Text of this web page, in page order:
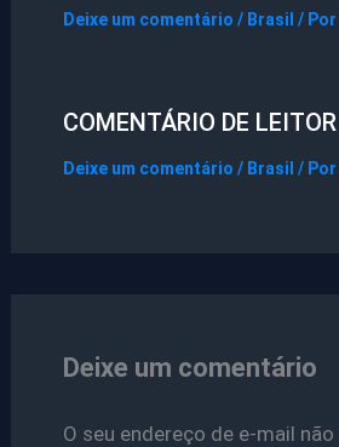
Deixe um comentário / Brasil / Por
COMENTÁRIO DE LEITOR
Deixe um comentário / Brasil / Por
Deixe um comentário
O seu endereço de e-mail não